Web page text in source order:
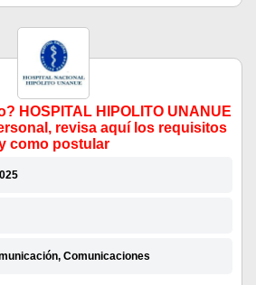
HOSPITAL HIPOLITO UNANUE
revisa aquí los requisitos
como postular
Comunicaciones